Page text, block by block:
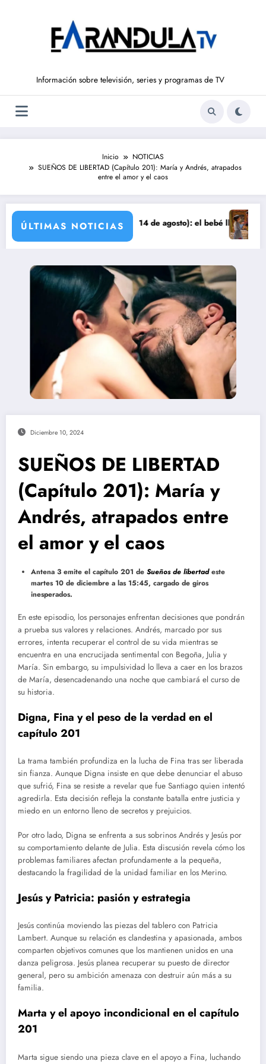
Información sobre televisión, series y programas de TV
Inicio
NOTICIAS
SUEÑOS DE LIBERTAD (Capítulo 201): María y Andrés, atrapados
entre el amor y el caos
ÚLTIMAS NOTICIAS
sale a la luz
SALVAJE (del 10 al 14 de agosto): el bebé llega a Casa Pequeña
Avance
Diciembre 10, 2024
SUEÑOS DE LIBERTAD
(Capítulo 201): María y
Andrés, atrapados entre
el amor y el caos
Antena 3 emite el capítulo 201 de Sueños de libertadeste
martes 10 de diciembre a las 15:45, cargado de giros
inesperados.
En este episodio, los personajes enfrentan decisiones que pondrán
a prueba sus valores y relaciones. Andrés, marcado por sus
errores, intenta recuperar el control de su vida mientras se
encuentra en una encrucijada sentimental con Begoña, Julia y
María. Sin embargo, su impulsividad lo lleva a caer en los brazos
de María, desencadenando una noche que cambiará el curso de
su historia.
Digna, Fina y el peso de la verdad en el
capítulo 201
La trama también profundiza en la lucha de Fina tras ser liberada
sin fianza. Aunque Digna insiste en que debe denunciar el abuso
que sufrió, Fina se resiste a revelar que fue Santiago quien intentó
agredirla. Esta decisión refleja la constante batalla entre justicia y
miedo en un entorno lleno de secretos y prejuicios.
Por otro lado, Digna se enfrenta a sus sobrinos Andrés y Jesús por
su comportamiento delante de Julia. Esta discusión revela cómo los
problemas familiares afectan profundamente a la pequeña,
destacando la fragilidad de la unidad familiar en los Merino.
Jesús y Patricia: pasión y estrategia
Jesús continúa moviendo las piezas del tablero con Patricia
Lambert. Aunque su relación es clandestina y apasionada, ambos
comparten objetivos comunes que los mantienen unidos en una
danza peligrosa. Jesús planea recuperar su puesto de director
general, pero su ambición amenaza con destruir aún más a su
familia.
Marta y el apoyo incondicional en el capítulo
201
Marta sigue siendo una pieza clave en el apoyo a Fina, luchando